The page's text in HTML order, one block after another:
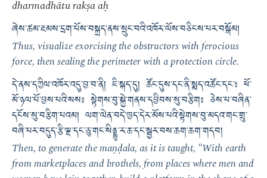
dharmadhātu rakṣa aḥ
ཞེས་ཚམ་རྔམས་དྲག་པོས་བསྐྲད་ནས་སྲུང་བའི་འཁོར་ལོས་བཅིངས་པར་བསྒོམ།
Thus, visualize exorcising the obstructors with ferocious
force, then sealing the perimeter with a protection circle.
དེ་ནས་དཀྱིལ་འཁོར་འདུ་བྱ་བ་ནི། ཇི་སྐད་དུ། ཚོང་དུས་དང་ནི་སྨད་འཚོང་དང་༔ ཕོ་
མོ་ཉལ་པོ་བྱས་པའི་སས༔ སྟེགས་བུ་སྐྱེ་གནས་དབྱིབས་སུ་བརྩིག༔ ཅེས་པ་བཞིན་
དངོས་སུ་བརྩིག་པའམ། ལག་ལེན་བདེ་ཁྱད་དེར་མོས་པའི་སྟེགས་བུ་མདའ་གང་གྲུ་
བཞི་པར་བདུད་རྩི་ལྔ་དང་ཅུ་གང་སིནྡྷུ་ར་ཆ་དང་སྦྱར་བས་ཆག་ཆག་གདབ།
Then, to generate the maṇḍala, as it is taught, “With earth
from marketplaces and brothels, from places where men and